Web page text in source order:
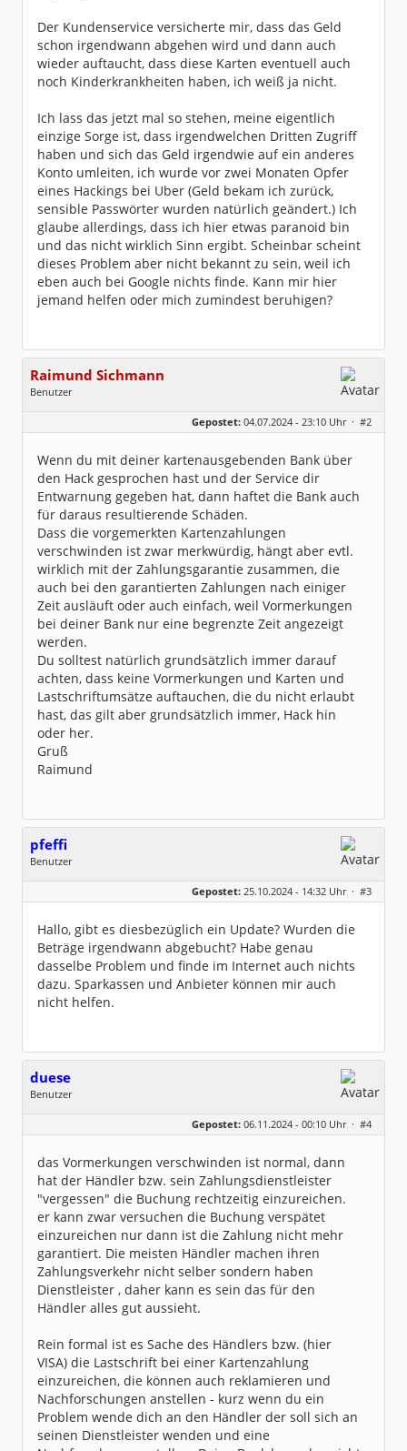
Der Kundenservice versicherte mir, dass das Geld
schon irgendwann abgehen wird und dann auch
wieder auftaucht, dass diese Karten eventuell auch
noch Kinderkrankheiten haben, ich weiß ja nicht.
Ich lass das jetzt mal so stehen, meine eigentlich
einzige Sorge ist, dass irgendwelchen Dritten Zugriff
haben und sich das Geld irgendwie auf ein anderes
Konto umleiten, ich wurde vor zwei Monaten Opfer
eines Hackings bei Uber (Geld bekam ich zurück,
sensible Passwörter wurden natürlich geändert.) Ich
glaube allerdings, dass ich hier etwas paranoid bin
und das nicht wirklich Sinn ergibt. Scheinbar scheint
dieses Problem aber nicht bekannt zu sein, weil ich
eben auch bei Google nichts finde. Kann mir hier
jemand helfen oder mich zumindest beruhigen?
Raimund Sichmann
Benutzer
Dabei seit:
08 / 2002
Gepostet: 04.07.2024 - 23:10 Uhr · #2
Wenn du mit deiner kartenausgebenden Bank über
den Hack gesprochen hast und der Service dir
Entwarnung gegeben hat, dann haftet die Bank auch
für daraus resultierende Schäden.
Dass die vorgemerkten Kartenzahlungen
verschwinden ist zwar merkwürdig, hängt aber evtl.
wirklich mit der Zahlungsgarantie zusammen, die
auch bei den garantierten Zahlungen nach einiger
Zeit ausläuft oder auch einfach, weil Vormerkungen
bei deiner Bank nur eine begrenzte Zeit angezeigt
werden.
Du solltest natürlich grundsätzlich immer darauf
achten, dass keine Vormerkungen und Karten und
Lastschriftumsätze auftauchen, die du nicht erlaubt
hast, das gilt aber grundsätzlich immer, Hack hin
oder her.
Gruß
Raimund
pfeffi
Benutzer
Geschlecht:
keine Angabe
Dabei seit:
10 / 2024
Gepostet: 25.10.2024 - 14:32 Uhr · #3
Hallo, gibt es diesbezüglich ein Update? Wurden die
Beträge irgendwann abgebucht? Habe genau
dasselbe Problem und finde im Internet auch nichts
dazu. Sparkassen und Anbieter können mir auch
nicht helfen.
duese
Benutzer
Dabei seit:
06 / 2019
Gepostet: 06.11.2024 - 00:10 Uhr · #4
das Vormerkungen verschwinden ist normal, dann
hat der Händler bzw. sein Zahlungsdienstleister
"vergessen" die Buchung rechtzeitig einzureichen.
er kann zwar versuchen die Buchung verspätet
einzureichen nur dann ist die Zahlung nicht mehr
garantiert. Die meisten Händler machen ihren
Zahlungsverkehr nicht selber sondern haben
Dienstleister , daher kann es sein das für den
Händler alles gut aussieht.
Rein formal ist es Sache des Händlers bzw. (hier
VISA) die Lastschrift bei einer Kartenzahlung
einzureichen, die können auch reklamieren und
Nachforschungen anstellen - kurz wenn du ein
Problem wende dich an den Händler der soll sich an
seinen Dienstleister wenden und eine